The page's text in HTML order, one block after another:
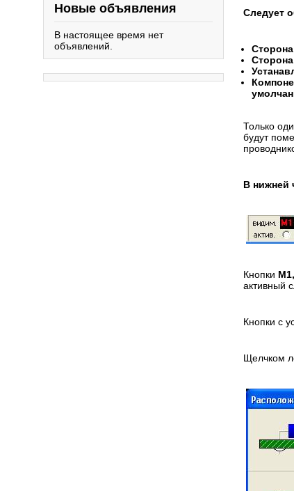
Новые объявления
В настоящее время нет
объявлений.
Следует
Только
будут
В нижней
Кнопки
активный
Кнопки с
Щелчком